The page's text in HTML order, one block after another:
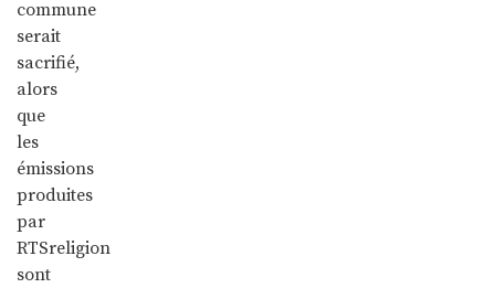
commune
serait
sacrifié,
alors
que
les
émissions
produites
par
RTSreligion
sont